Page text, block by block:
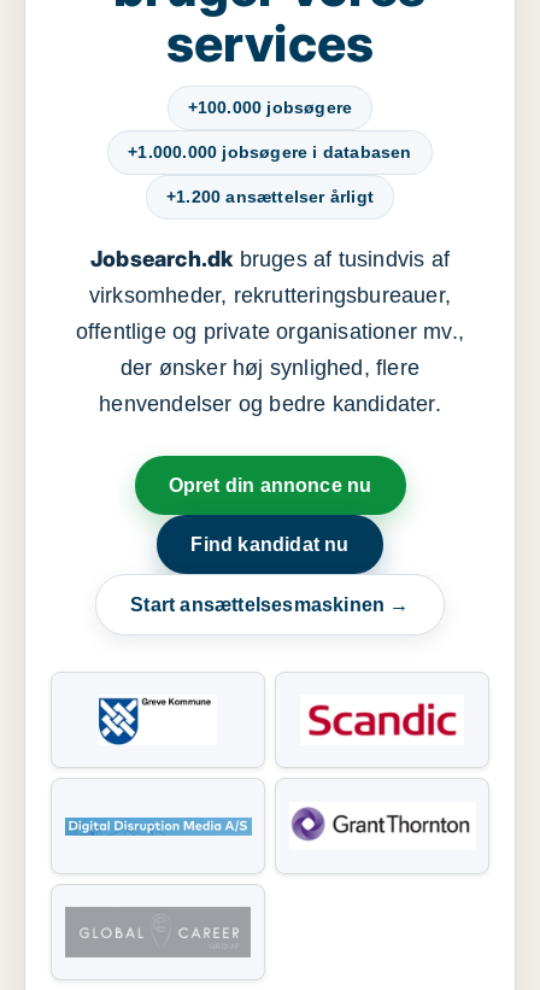
services
+100.000 jobsøgere
+1.000.000 jobsøgere i databasen
+1.200 ansættelser årligt
Jobsearch.dkbruges af tusindvis af
virksomheder, rekrutteringsbureauer,
offentlige og private organisationer mv.,
der ønsker høj synlighed, flere
henvendelser og bedre kandidater.
Opret din annonce nu
Find kandidat nu
Start ansættelsesmaskinen →